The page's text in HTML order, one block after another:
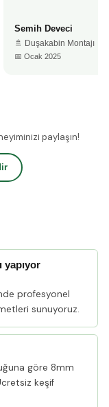
Semih Deveci
🚿 Duşakabin Montajı
📅 Ocak 2025
paylaşın!
yapıyor
profesyonel
sunuyoruz.
göre 8mm
keşif